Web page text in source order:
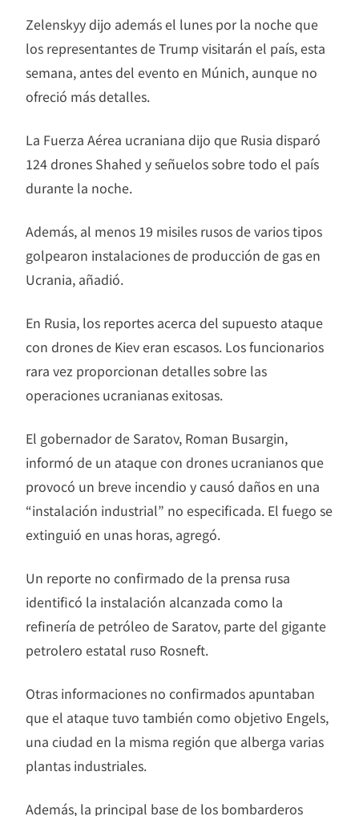
Zelenskyy dijo además el lunes por la noche que
los representantes de Trump visitarán el país, esta
semana, antes del evento en Múnich, aunque no
ofreció más detalles.
La Fuerza Aérea ucraniana dijo que Rusia disparó
124 drones Shahed y señuelos sobre todo el país
durante la noche.
Además, al menos 19 misiles rusos de varios tipos
golpearon instalaciones de producción de gas en
Ucrania, añadió.
En Rusia, los reportes acerca del supuesto ataque
con drones de Kiev eran escasos. Los funcionarios
rara vez proporcionan detalles sobre las
operaciones ucranianas exitosas.
El gobernador de Saratov, Roman Busargin,
informó de un ataque con drones ucranianos que
provocó un breve incendio y causó daños en una
“instalación industrial” no especificada. El fuego se
extinguió en unas horas, agregó.
Un reporte no confirmado de la prensa rusa
identificó la instalación alcanzada como la
refinería de petróleo de Saratov, parte del gigante
petrolero estatal ruso Rosneft.
Otras informaciones no confirmados apuntaban
que el ataque tuvo también como objetivo Engels,
una ciudad en la misma región que alberga varias
plantas industriales.
Además, la principal base de los bombarderos